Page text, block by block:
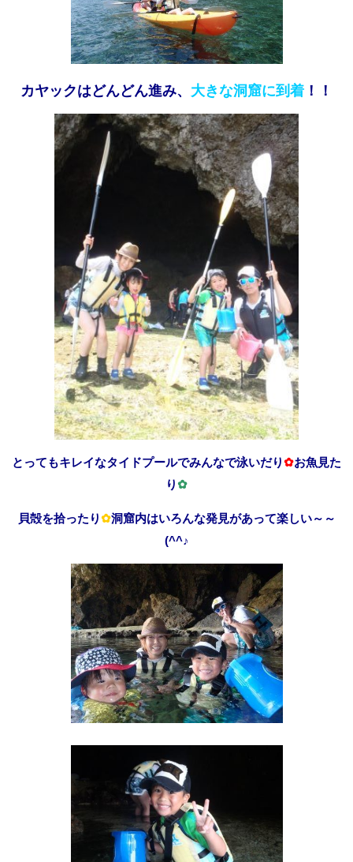
カヤックはどんどん進み、 大きな洞窟に到着 ！！
とってもキレイなタイドプールでみんなで泳いだり✿お魚見た
り✿
貝殻を拾ったり✿洞窟内はいろんな発見があって楽しい～～
(^^♪